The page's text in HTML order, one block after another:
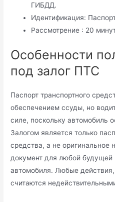
ГИБДД.
Идентификация:
Рассмотрение : 20
Особенности
под залог ПТС
Паспорт транспортного
обеспечением ссуды, но
силе, поскольку автомобиль
Залогом является только
средства, а не оригинальное
документ для любой
автомобиля. Любые
считаются